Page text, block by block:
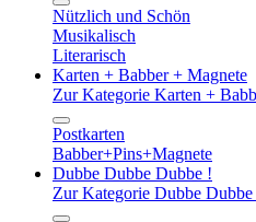
Nützlich und Schön
Musikalisch
Literarisch
Karten + Babber + Magnete
Zur Kategorie Karten +
Postkarten
Babber+Pins+Magnete
Dubbe Dubbe Dubbe !
Zur Kategorie Dubbe